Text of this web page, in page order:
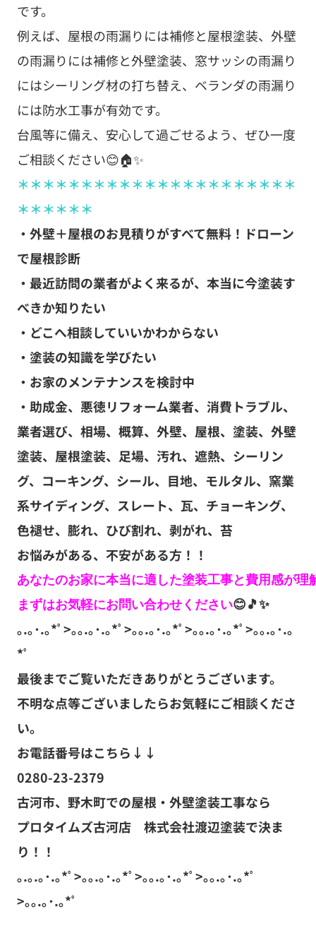
です。
例えば、屋根の雨漏りには補修と屋根塗装、外壁
の雨漏りには補修と外壁塗装、窓サッシの雨漏り
にはシーリング材の打ち替え、ベランダの雨漏り
には防水工事が有効です。
台風等に備え、安心して過ごせるよう、ぜひ一度
ご相談ください😊🏠✨
＊＊＊＊＊＊＊＊＊＊＊＊＊＊＊＊＊＊＊＊＊＊
＊＊＊＊＊＊
・外壁＋屋根のお見積りがすべて無料！ドローン
で屋根診断
・最近訪問の業者がよく来るが、本当に今塗装す
べきか知りたい
・どこへ相談していいかわからない
・塗装の知識を学びたい
・お家のメンテナンスを検討中
・助成金、悪徳リフォーム業者、消費トラブル、
業者選び、相場、概算、外壁、屋根、塗装、外壁
塗装、屋根塗装、足場、汚れ、遮熱、シーリン
グ、コーキング、シール、目地、モルタル、窯業
系サイディング、スレート、瓦、チョーキング、
色褪せ、膨れ、ひび割れ、剥がれ、苔
お悩みがある、不安がある方！！
あなたのお家に本当に適した塗装工事と費用感が理
まずはお気軽にお問い合わせください
😊🎵✨
｡.｡･.｡*ﾟ>｡｡.｡･.｡*ﾟ>｡｡.｡･.｡*ﾟ>｡｡.｡･.｡*ﾟ>｡｡.｡･.｡
*ﾟ
最後までご覧いただきありがとうございます。
不明な点等ございましたらお気軽にご相談くださ
い。
お電話番号はこちら↓↓
0280-23-2379
古河市、野木町での屋根・外壁塗装工事なら
プロタイムズ古河店 株式会社渡辺塗装で決ま
り！！
｡.｡.｡･.｡*ﾟ>｡｡.｡･.｡*ﾟ>｡｡.｡･.｡*ﾟ>｡｡.｡･.｡*ﾟ
>｡｡.｡･.｡*ﾟ